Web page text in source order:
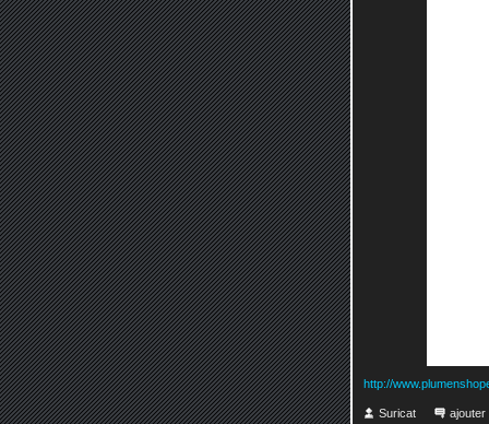
http://
Suricat ajouter